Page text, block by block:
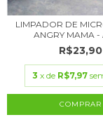
LIMPADOR DE
ANGRY MAMA -
R$23,90
3 x de R$7,97